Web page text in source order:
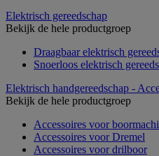
Elektrisch gereedschap
Bekijk de hele productgroep
Draagbaar elektrisch
Snoerloos elektrisch
Elektrisch handgereedschap -
Bekijk de hele productgroep
Accessoires voor
Accessoires voor Dremel
Accessoires voor drilboor